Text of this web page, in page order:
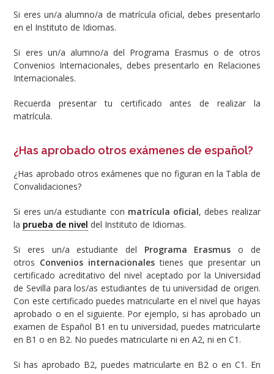
Si eres un/a alumno/a de matrícula oficial, debes presentarlo
en el Instituto de Idiomas.
Si eres un/a alumno/a del Programa Erasmus o de otros
Convenios Internacionales, debes presentarlo en Relaciones
Internacionales.
Recuerda presentar tu certificado antes de realizar la
matrícula.
¿Has aprobado otros exámenes de español?
¿Has aprobado otros exámenes que no figuran en la Tabla de
Convalidaciones?
Si eres un/a estudiante con matrícula oficial, debes realizar
la prueba de nivel del Instituto de Idiomas.
Si eres un/a estudiante del Programa Erasmus o de
otros Convenios internacionales tienes que presentar un
certificado acreditativo del nivel aceptado por la Universidad
de Sevilla para los/as estudiantes de tu universidad de origen.
Con este certificado puedes matricularte en el nivel que hayas
aprobado o en el siguiente. Por ejemplo, si has aprobado un
examen de Español B1 en tu universidad, puedes matricularte
en B1 o en B2. No puedes matricularte ni en A2, ni en C1.
Si has aprobado B2, puedes matricularte en B2 o en C1. En